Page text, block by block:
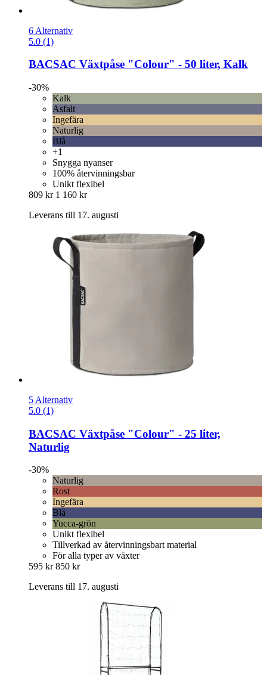
6 Alternativ
5.0 (1)
BACSAC Växtpåse "Colour" -​ 50 liter, Kalk
-30%
Kalk
Asfalt
Ingefära
Naturlig
Blå
+1
Snygga nyanser
100% återvinningsbar
Unikt flexibel
809 kr 1 160 kr
Leverans till 17. augusti
5 Alternativ
5.0 (1)
BACSAC Växtpåse "Colour" -​ 25 liter,
Naturlig
-30%
Naturlig
Rost
Ingefära
Blå
Yucca-grön
Unikt flexibel
Tillverkad av återvinningsbart material
För alla typer av växter
595 kr 850 kr
Leverans till 17. augusti